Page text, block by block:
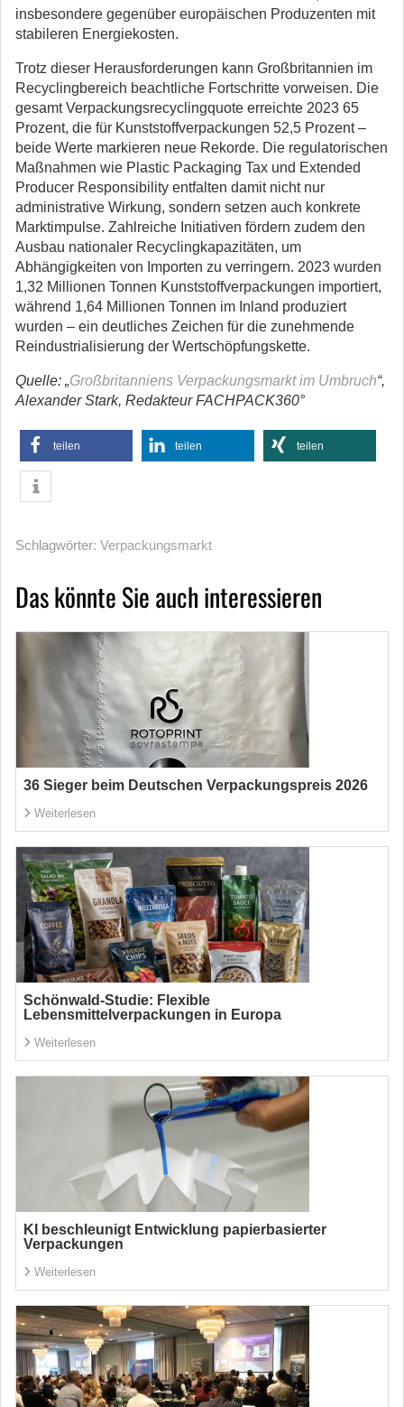
insbesondere gegenüber europäischen Produzenten mit
stabileren Energiekosten.
Trotz dieser Herausforderungen kann Großbritannien im
Recyclingbereich beachtliche Fortschritte vorweisen. Die
gesamt Verpackungsrecyclingquote erreichte 2023 65
Prozent, die für Kunststoffverpackungen 52,5 Prozent –
beide Werte markieren neue Rekorde. Die regulatorischen
Maßnahmen wie Plastic Packaging Tax und Extended
Producer Responsibility entfalten damit nicht nur
administrative Wirkung, sondern setzen auch konkrete
Marktimpulse. Zahlreiche Initiativen fördern zudem den
Ausbau nationaler Recyclingkapazitäten, um
Abhängigkeiten von Importen zu verringern. 2023 wurden
1,32 Millionen Tonnen Kunststoffverpackungen importiert,
während 1,64 Millionen Tonnen im Inland produziert
wurden – ein deutliches Zeichen für die zunehmende
Reindustrialisierung der Wertschöpfungskette.
Quelle: „Großbritanniens Verpackungsmarkt im Umbruch“,
Alexander Stark, Redakteur FACHPACK360°
teilen teilen teilen
Schlagwörter: Verpackungsmarkt
Das könnte Sie auch interessieren
36 Sieger beim Deutschen Verpackungspreis 2026
Weiterlesen
Schönwald-Studie: Flexible
Lebensmittelverpackungen in Europa
Weiterlesen
KI beschleunigt Entwicklung papierbasierter
Verpackungen
Weiterlesen